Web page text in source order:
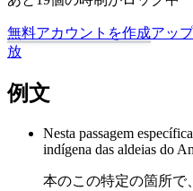
無料アカウントを作成アッ
放
例文
Nesta passagem
indígena das aldeias do
本のこの特定の箇所で